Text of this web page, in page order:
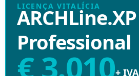
LICENÇA VITALÍCIA
ARCHLine.XP
Professional
€ 3.010+ IVA